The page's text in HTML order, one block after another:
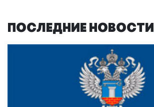
ПОСЛЕДНИЕ НОВОСТИ